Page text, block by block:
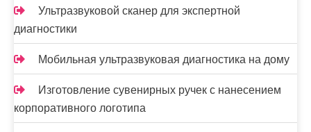
с
я
м
Ультразвуковой сканер для экспертной
диагностики
Мобильная ультразвуковая диагностика на дому
Изготовление сувенирных ручек с нанесением
корпоративного логотипа